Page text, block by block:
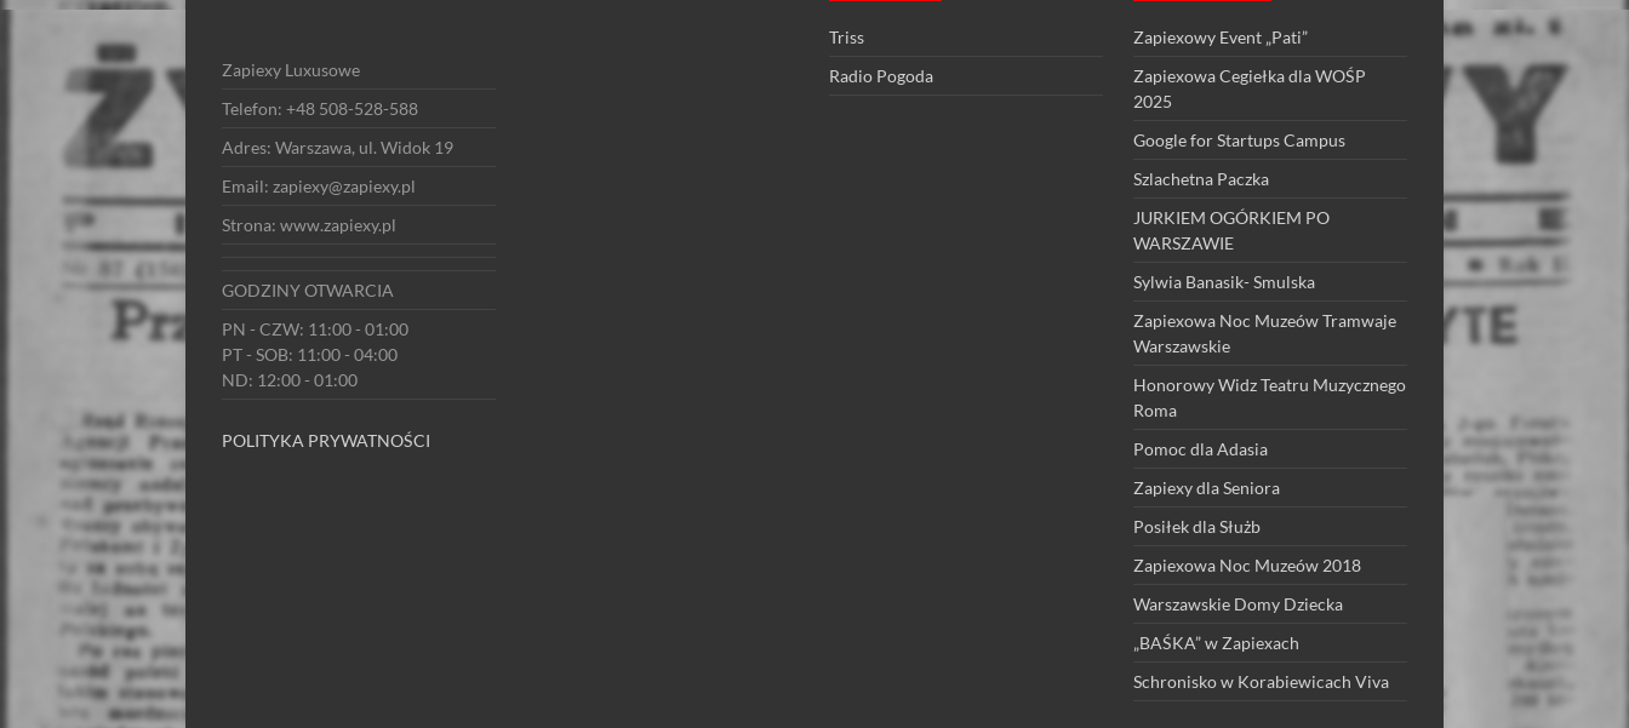
Zapiexy Luxusowe
Telefon: +48 508-528-588
Adres: Warszawa, ul. Widok 19
Email: zapiexy@zapiexy.pl
Strona: www.zapiexy.pl
GODZINY OTWARCIA
PN - CZW: 11:00 - 01:00
PT - SOB: 11:00 - 04:00
ND: 12:00 - 01:00
POLITYKA PRYWATNOŚCI
Triss
Radio Pogoda
Zapiexowy Event „Pati”
Zapiexowa Cegiełka dla WOŚP
2025
Google for Startups Campus
Szlachetna Paczka
JURKIEM OGÓRKIEM PO
WARSZAWIE
Sylwia Banasik- Smulska
Zapiexowa Noc Muzeów Tramwaje
Warszawskie
Honorowy Widz Teatru Muzycznego
Roma
Pomoc dla Adasia
Zapiexy dla Seniora
Posiłek dla Służb
Zapiexowa Noc Muzeów 2018
Warszawskie Domy Dziecka
„BAŚKA” w Zapiexach
Schronisko w Korabiewicach Viva